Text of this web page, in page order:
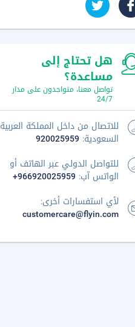
هل تحتاج إلى
مساعدة؟
تواصل معنا، متواجدون على مدار
24/7
للاتصال من داخل المملكة العربية
السعودية: 920025959
للتواصل الدولي عبر الهاتف أو
الواتس آب: +966920025959
لأي استفسارات أخرى:
customercare@flyin.com